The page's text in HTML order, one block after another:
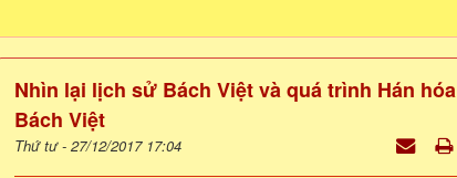
Nhìn lại lịch sử Bách Việt và quá trình Hán hóa
Bách Việt
Thứ tư - 27/12/2017 17:04